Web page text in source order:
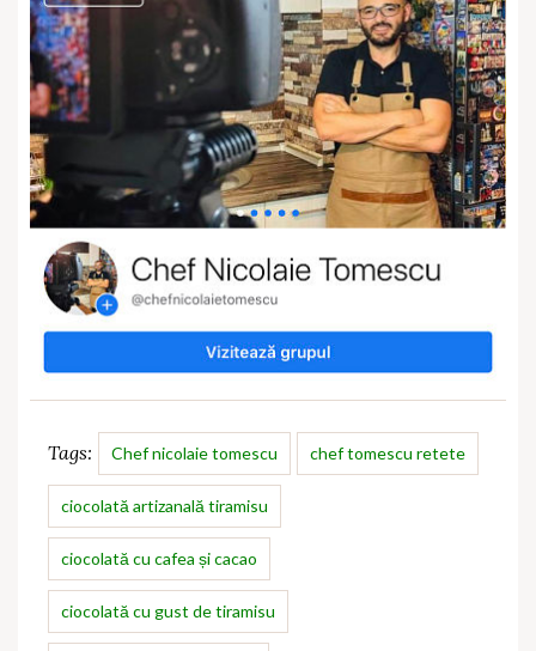
Tags: Chef nicolaie tomescu chef tomescu retete
ciocolată artizanală tiramisu
ciocolată cu cafea și cacao
ciocolată cu gust de tiramisu